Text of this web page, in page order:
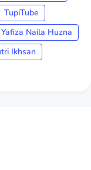
TupiTube
Yafiza Naila Huzna
Ikhsan